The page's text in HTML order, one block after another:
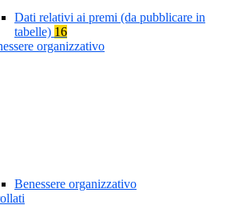
Dati relativi ai premi (da pubblicare in
tabelle) 16
organizzativo
Benessere organizzativo